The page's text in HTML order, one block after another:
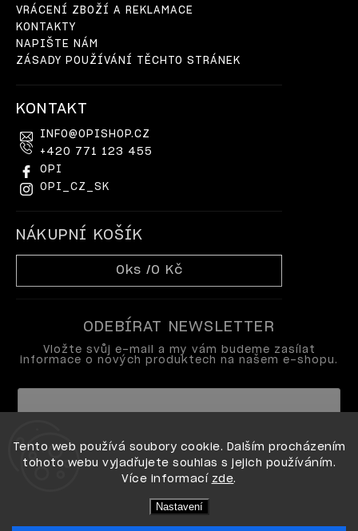
Tento web používá soubory cookie. Dalším procházením
tohoto webu vyjadřujete souhlas s jejich používáním.
Více informací zde.
Nastavení
VRÁCENÍ ZBOŽÍ A REKLAMACE
KONTAKTY
NAPIŠTE NÁM
ZÁSADY POUŽÍVÁNÍ TĚCHTO STRÁNEK
KONTAKT
INFO@OPISHOP.CZ
+420 771 123 455
OPI
OPI_CZ_SK
NÁKUPNÍ KOŠÍK
0 ks /0 Kč
ODEBÍRAT NEWSLETTER
Vložte svůj e-mail a my vám budeme zasílat
informace o nových produktech na našem e-shopu.
podmínkami ochrany osobních údajů